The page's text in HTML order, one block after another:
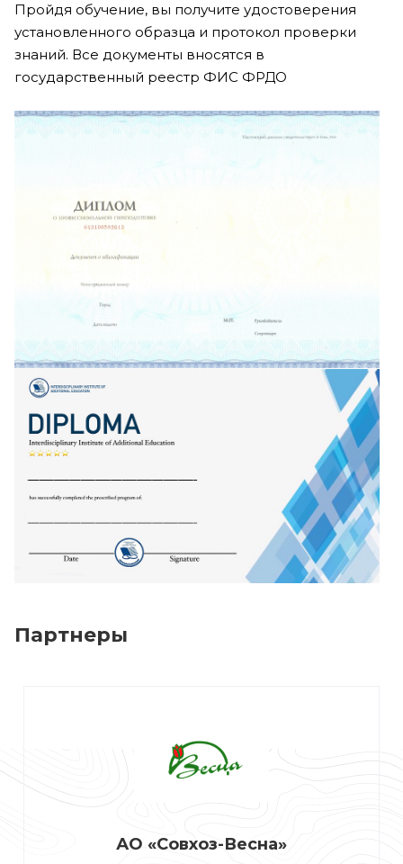
Пройдя обучение, вы получите удостоверения
установленного образца и протокол проверки
знаний. Все документы вносятся в
государственный реестр ФИС ФРДО
Партнеры
АО «Совхоз-Весна»